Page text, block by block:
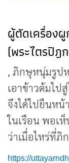
ผู้ตัดเครื่อง
(พระไตรปิฎ
, ภิกษุหนุ่มรูป
เอาข้าวต้มไป
จึงได้ไปยืนห
ในเรือน พอเ
ว่าเมื่อไหร่ที่ภิ
https://